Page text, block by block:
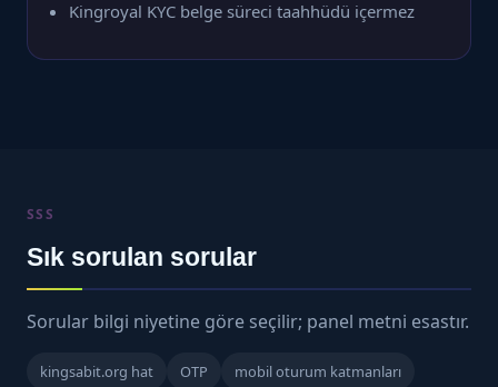
Kingroyal KYC belge süreci taahhüdü içermez
SSS
Sık sorulan sorular
Sorular bilgi niyetine göre seçilir; panel metni esastır.
kingsabit.org hat OTP
mobil oturum katmanları